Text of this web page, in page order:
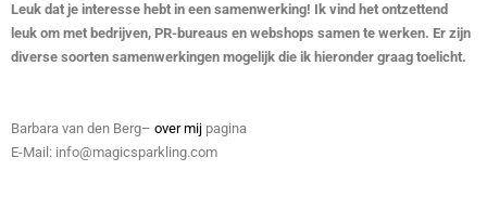
Leuk dat je interesse hebt in een samenwerking! Ik vind het ontzettend
leuk om met bedrijven, PR-bureaus en webshops samen te werken. Er zijn
diverse soorten samenwerkingen mogelijk die ik hieronder graag toelicht.
Barbara van den Berg– over mij pagina
E-Mail: info@magicsparkling.com